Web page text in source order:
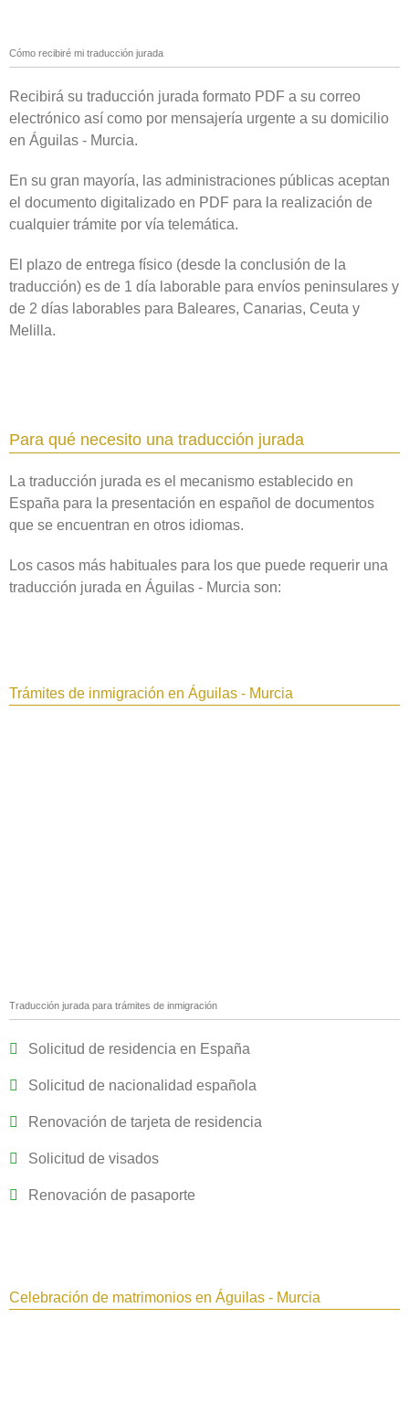
Cómo recibiré mi traducción jurada
Recibirá su traducción jurada formato PDF a su correo
electrónico así como por mensajería urgente a su domicilio
en Águilas - Murcia.
En su gran mayoría, las administraciones públicas aceptan
el documento digitalizado en PDF para la realización de
cualquier trámite por vía telemática.
El plazo de entrega físico (desde la conclusión de la
traducción) es de 1 día laborable para envíos peninsulares y
de 2 días laborables para Baleares, Canarias, Ceuta y
Melilla.
Para qué necesito una traducción jurada
La traducción jurada es el mecanismo establecido en
España para la presentación en español de documentos
que se encuentran en otros idiomas.
Los casos más habituales para los que puede requerir una
traducción jurada en Águilas - Murcia son:
Trámites de inmigración en Águilas - Murcia
Traducción jurada para trámites de inmigración
Solicitud de residencia en España
Solicitud de nacionalidad española
Renovación de tarjeta de residencia
Solicitud de visados
Renovación de pasaporte
Celebración de matrimonios en Águilas - Murcia